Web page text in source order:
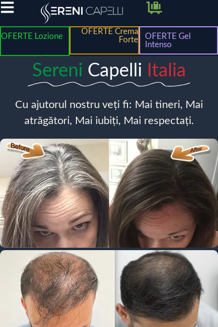
OFERTE Lozione
OFERTE Crema
Forte
OFERTE Gel
Intenso
Sereni Capelli Italia
Cu ajutorul nostru veți fi: Mai tineri, Mai
atrăgători, Mai iubiți, Mai respectați.